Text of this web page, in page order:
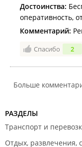
Достоинства:
оперативность,
Комментарий:
Спасибо 2
Больше
РАЗДЕЛЫ
Транспорт и
Отдых, развлечения,